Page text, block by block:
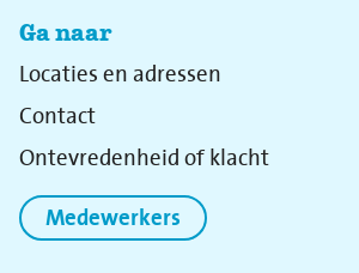
Ga naar
Locaties en adressen
Contact
Ontevredenheid of klacht
Medewerkers